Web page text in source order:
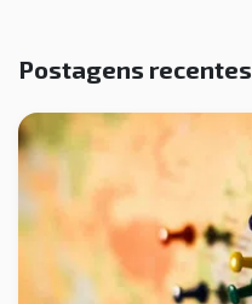
Postagens recentes